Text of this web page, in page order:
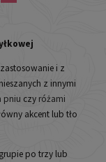
i z
z innymi
pniu czy różami
akcent lub tło
po trzy lub